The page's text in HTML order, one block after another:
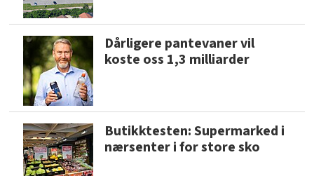
Dårligere pantevaner vil
koste oss 1,3 milliarder
Butikktesten: Supermarked i
nærsenter i for store sko